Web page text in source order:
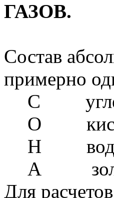
ГАЗОВ.
Состав
примерно
С
О
Н
А
Для